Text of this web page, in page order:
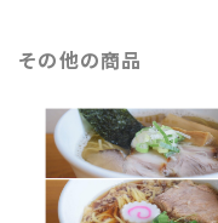
その他の商品